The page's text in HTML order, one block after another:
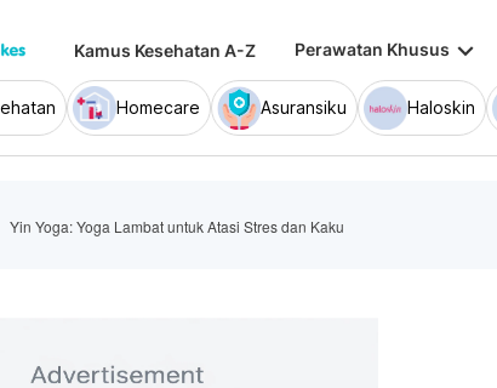
Kamus Kesehatan A-Z Perawatan Khusus keyboard_arrow_down
Homecare Asuransiku Haloskin
Yin Yoga: Yoga Lambat untuk Atasi Stres dan Kaku